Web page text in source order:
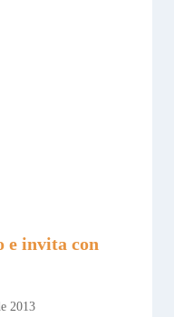
e invita con
2013